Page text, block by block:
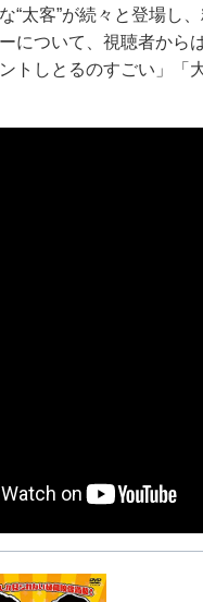
“太客”が続々と登場し
について、視聴者から
トしとるのすごい」「